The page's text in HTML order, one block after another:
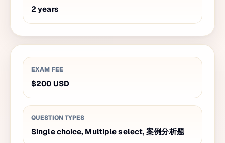
2 years
EXAM FEE
$200 USD
QUESTION TYPES
Single choice, Multiple select, 案例分析题